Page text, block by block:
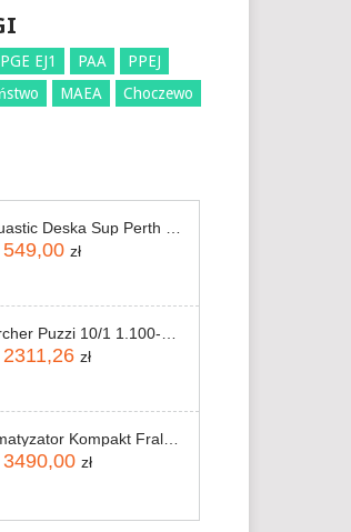
PGE EJ1 PAA
PPEJ
MAEA
Choczewo
549,00zł
2311,26zł
3490,00zł